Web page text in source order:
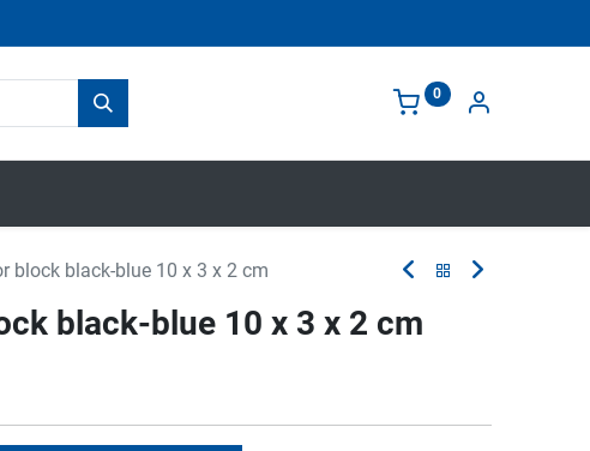
0
block black-blue 10 x 3 x 2 cm
black-blue 10 x 3 x 2 cm